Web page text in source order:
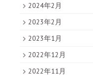
2024年2月
2023年2月
2023年1月
2022年12月
2022年11月